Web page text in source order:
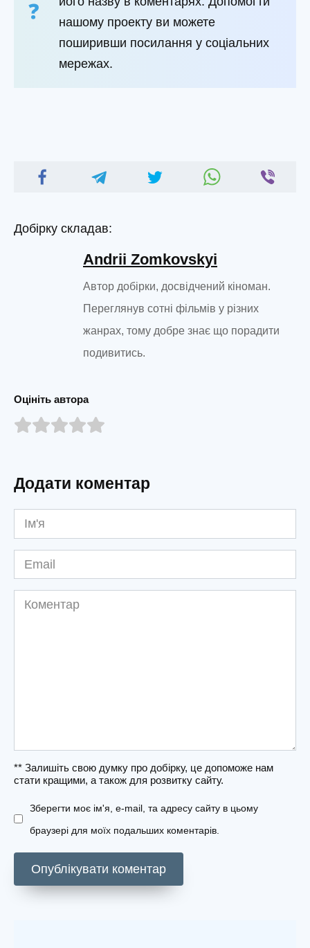
нашому проекту ви можете
поширивши посилання у соціальних
мережах.
Добірку складав:
Andrii Zomkovskyi
Автор добірки, досвідчений кіноман.
Переглянув сотні фільмів у різних
жанрах, тому добре знає що порадити
подивитись.
Оцініть автора
Додати коментар
Ім'я
*
Email
*
Коментар
** Залишіть свою думку про добірку, це допоможе нам
стати кращими, а також для розвитку сайту.
Зберегти моє ім'я, e-mail, та адресу сайту в цьому
браузері для моїх подальших коментарів.